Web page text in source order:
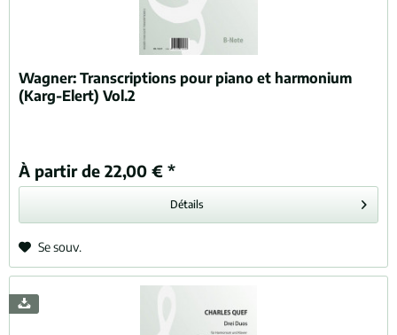
Wagner:Transcriptions pour piano et harmonium
(Karg-Elert) Vol.2
À partir de 22,00 € *
Détails
Se souv.